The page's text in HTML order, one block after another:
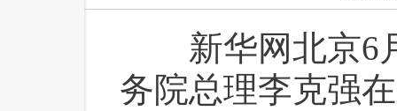
新华网北京6
务院总理李克强